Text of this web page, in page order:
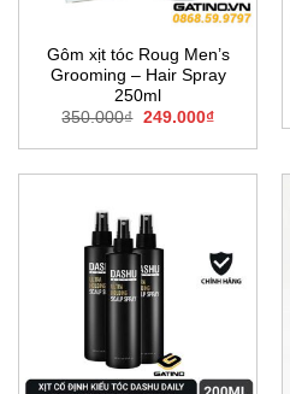
Gôm xịt tóc Roug Men’s
Grooming – Hair Spray
250ml
350.000₫ Giá
là:
249.000₫Giá
tại
249.000₫.